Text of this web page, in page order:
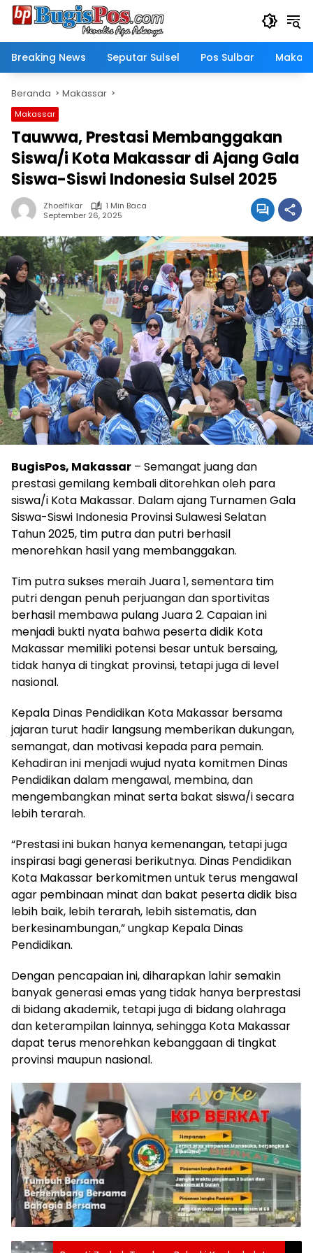
Langsung
Breaking News
Seputar Sulsel Pos Sulbar
Beranda Makassar
Makassar
Tauwwa, Prestasi Membanggakan
Siswa/i Kota Makassar di Ajang Gala
Siswa-Siswi Indonesia Sulsel 2025
Zhoelfikar
1 Min Baca
September 26, 2025
BugisPos, Makassar – Semangat juang dan
prestasi gemilang kembali ditorehkan oleh para
siswa/i Kota Makassar. Dalam ajang Turnamen Gala
Siswa-Siswi Indonesia Provinsi Sulawesi Selatan
Tahun 2025, tim putra dan putri berhasil
menorehkan hasil yang membanggakan.
Tim putra sukses meraih Juara 1, sementara tim
putri dengan penuh perjuangan dan sportivitas
berhasil membawa pulang Juara 2. Capaian ini
menjadi bukti nyata bahwa peserta didik Kota
Makassar memiliki potensi besar untuk bersaing,
tidak hanya di tingkat provinsi, tetapi juga di level
nasional.
Kepala Dinas Pendidikan Kota Makassar bersama
jajaran turut hadir langsung memberikan dukungan,
semangat, dan motivasi kepada para pemain.
Kehadiran ini menjadi wujud nyata komitmen Dinas
Pendidikan dalam mengawal, membina, dan
mengembangkan minat serta bakat siswa/i secara
lebih terarah.
“Prestasi ini bukan hanya kemenangan, tetapi juga
inspirasi bagi generasi berikutnya. Dinas Pendidikan
Kota Makassar berkomitmen untuk terus mengawal
agar pembinaan minat dan bakat peserta didik bisa
lebih baik, lebih terarah, lebih sistematis, dan
berkesinambungan,” ungkap Kepala Dinas
Pendidikan.
Dengan pencapaian ini, diharapkan lahir semakin
banyak generasi emas yang tidak hanya berprestasi
di bidang akademik, tetapi juga di bidang olahraga
dan keterampilan lainnya, sehingga Kota Makassar
dapat terus menorehkan kebanggaan di tingkat
provinsi maupun nasional.